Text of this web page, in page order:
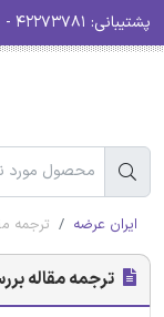
پشتیبانی:
ایران عرضه ترجمه
ترجمه مقاله